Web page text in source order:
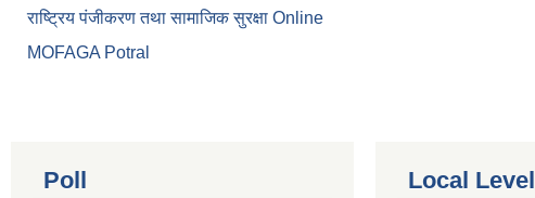
राष्ट्रिय पंजीकरण तथा सामाजिक सुरक्षा Online
MOFAGA Potral
Poll Local Level